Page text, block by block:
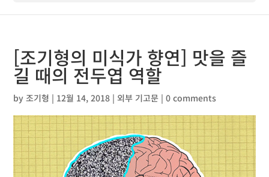
[조기형의 미식가 향연] 맛을 즐
길 때의 전두엽 역할
by조기형 | 12월 14, 2018 |외부 기고문 |0 comments